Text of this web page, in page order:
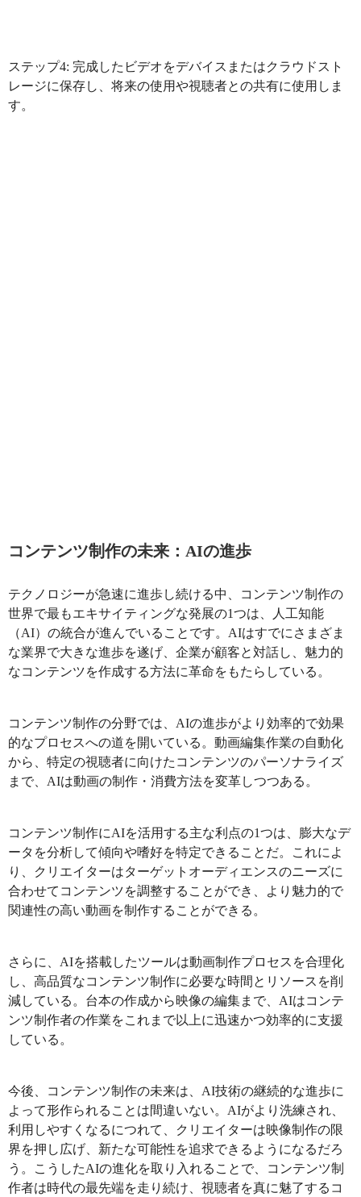
ステップ4: 完成したビデオをデバイスまたはクラウドスト
レージに保存し、将来の使用や視聴者との共有に使用しま
す。
コンテンツ制作の未来：AIの進歩
テクノロジーが急速に進歩し続ける中、コンテンツ制作の
世界で最もエキサイティングな発展の1つは、人工知能
（AI）の統合が進んでいることです。AIはすでにさまざま
な業界で大きな進歩を遂げ、企業が顧客と対話し、魅力的
なコンテンツを作成する方法に革命をもたらしている。
コンテンツ制作の分野では、AIの進歩がより効率的で効果
的なプロセスへの道を開いている。動画編集作業の自動化
から、特定の視聴者に向けたコンテンツのパーソナライズ
まで、AIは動画の制作・消費方法を変革しつつある。
コンテンツ制作にAIを活用する主な利点の1つは、膨大なデ
ータを分析して傾向や嗜好を特定できることだ。これによ
り、クリエイターはターゲットオーディエンスのニーズに
合わせてコンテンツを調整することができ、より魅力的で
関連性の高い動画を制作することができる。
さらに、AIを搭載したツールは動画制作プロセスを合理化
し、高品質なコンテンツ制作に必要な時間とリソースを削
減している。台本の作成から映像の編集まで、AIはコンテ
ンツ制作者の作業をこれまで以上に迅速かつ効率的に支援
している。
今後、コンテンツ制作の未来は、AI技術の継続的な進歩に
よって形作られることは間違いない。AIがより洗練され、
利用しやすくなるにつれて、クリエイターは映像制作の限
界を押し広げ、新たな可能性を追求できるようになるだろ
う。こうしたAIの進化を取り入れることで、コンテンツ制
作者は時代の最先端を走り続け、視聴者を真に魅了するコ